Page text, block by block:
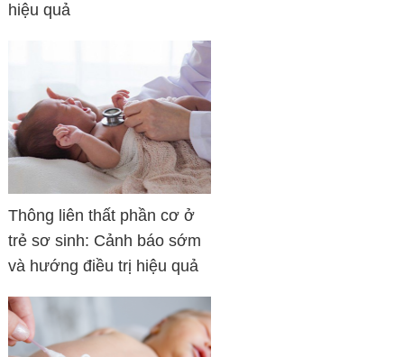
hiệu quả
Thông liên thất phần cơ ở
trẻ sơ sinh: Cảnh báo sớm
và hướng điều trị hiệu quả